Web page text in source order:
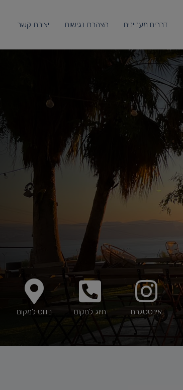
דברים מעניינים הצהרת נגישות יצירת קשר
אינסטגרם חיוג למקום ניוווט למקום